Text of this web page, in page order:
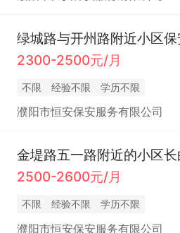
绿城路与开州路附近小区
2300-2500元/月
不限 经验不限 学历不限
濮阳市恒安保安服务有限公司
2500-2600元/月
不限 经验不限 学历不限
濮阳市恒安保安服务有限公司